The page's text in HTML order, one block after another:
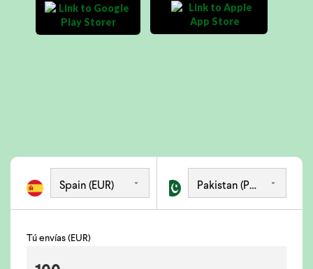
Tú envías (EUR)